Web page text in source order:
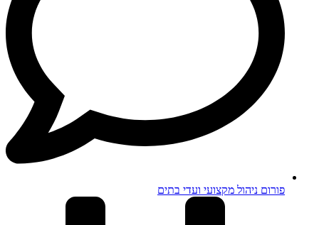
פורום ניהול מקצועי ועדי בתים